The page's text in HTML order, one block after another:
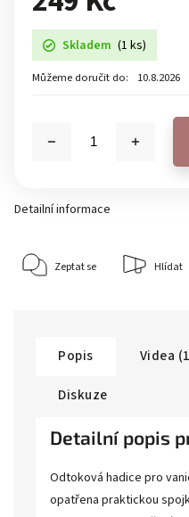
Skladem (1 ks)
Můžeme doručit do: 10.8.2026
Detailní informace
Zeptat se Hlídat
Popis Videa
Diskuze
Detailní popis
Odtoková hadice pro
opatřena praktickou